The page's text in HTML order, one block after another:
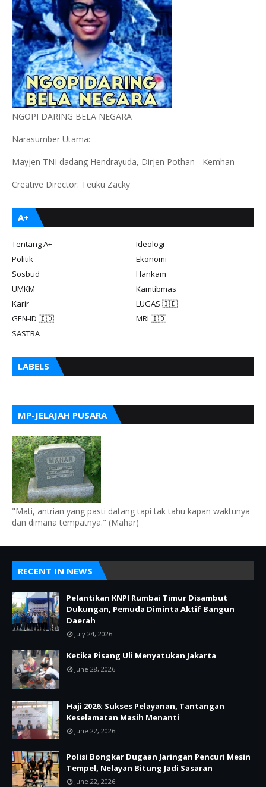
NGOPI DARING BELA NEGARA
Narasumber Utama:
Mayjen TNI dadang Hendrayuda, Dirjen Pothan - Kemhan
Creative Director: Teuku Zacky
A+
Tentang A+
Ideologi
Politik
Ekonomi
Sosbud
Hankam
UMKM
Kamtibmas
Karir
LUGAS 🇮🇩
GEN-ID 🇮🇩
MRI 🇮🇩
SASTRA
LABELS
MP-JELAJAH PUSARA
"Mati, antrian yang pasti datang tapi tak tahu kapan waktunya
dan dimana tempatnya." (Mahar)
RECENT IN NEWS
Pelantikan KNPI Rumbai Timur Disambut
Dukungan, Pemuda Diminta Aktif Bangun
Daerah
July 24, 2026
Ketika Pisang Uli Menyatukan Jakarta
June 28, 2026
Haji 2026: Sukses Pelayanan, Tantangan
Keselamatan Masih Menanti
June 22, 2026
Polisi Bongkar Dugaan Jaringan Pencuri Mesin
Tempel, Nelayan Bitung Jadi Sasaran
June 22, 2026